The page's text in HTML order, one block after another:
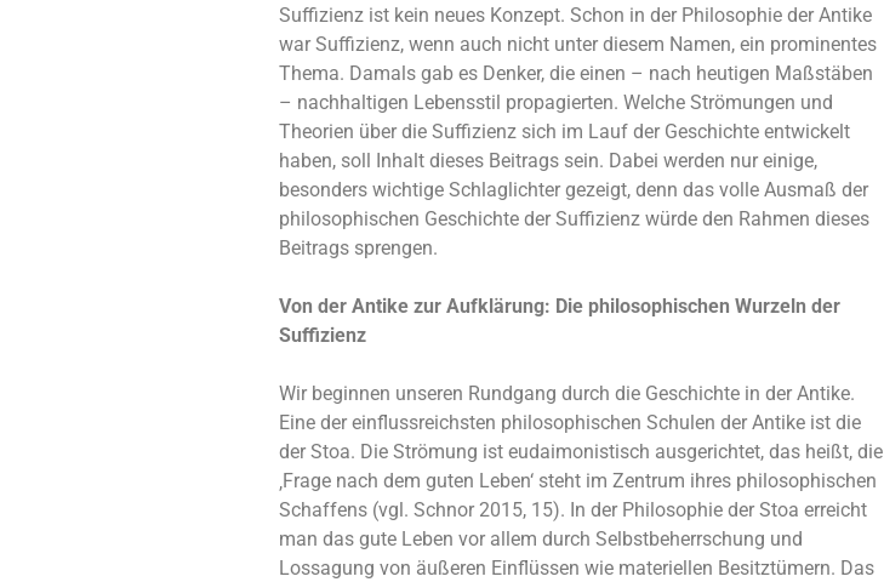
Suffizienz ist kein neues Konzept. Schon in der Philosophie der Antike
war Suffizienz, wenn auch nicht unter diesem Namen, ein prominentes
Thema. Damals gab es Denker, die einen – nach heutigen Maßstäben
– nachhaltigen Lebensstil propagierten. Welche Strömungen und
Theorien über die Suffizienz sich im Lauf der Geschichte entwickelt
haben, soll Inhalt dieses Beitrags sein. Dabei werden nur einige,
besonders wichtige Schlaglichter gezeigt, denn das volle Ausmaß der
philosophischen Geschichte der Suffizienz würde den Rahmen dieses
Beitrags sprengen.
Von der Antike zur Aufklärung: Die philosophischen Wurzeln der
Suffizienz
Wir beginnen unseren Rundgang durch die Geschichte in der Antike.
Eine der einflussreichsten philosophischen Schulen der Antike ist die
der Stoa. Die Strömung ist eudaimonistisch ausgerichtet, das heißt, die
‚Frage nach dem guten Leben‘ steht im Zentrum ihres philosophischen
Schaffens (vgl. Schnor 2015, 15). In der Philosophie der Stoa erreicht
man das gute Leben vor allem durch Selbstbeherrschung und
Lossagung von äußeren Einflüssen wie materiellen Besitztümern. Das